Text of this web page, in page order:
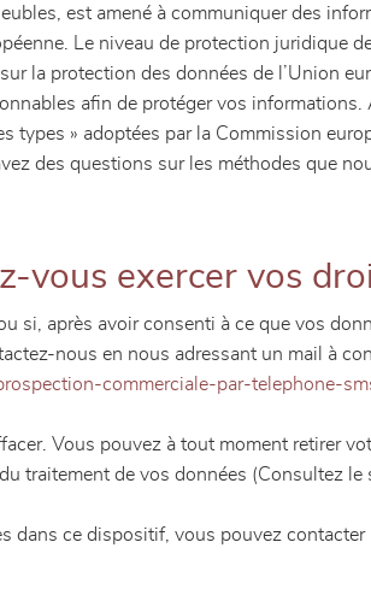
est amené à communiquer des
Le niveau de protection juridique
la protection des données de l’Union
afin de protéger vos
» adoptées par la Commission
des questions sur les méthodes que
vous exercer vos
si, après avoir consenti à ce que vos
nous en nous adressant un mail à
commerciale-par-telephone-
Vous pouvez à tout moment retirer
traitement de vos données (Consultez le
ce dispositif, vous pouvez